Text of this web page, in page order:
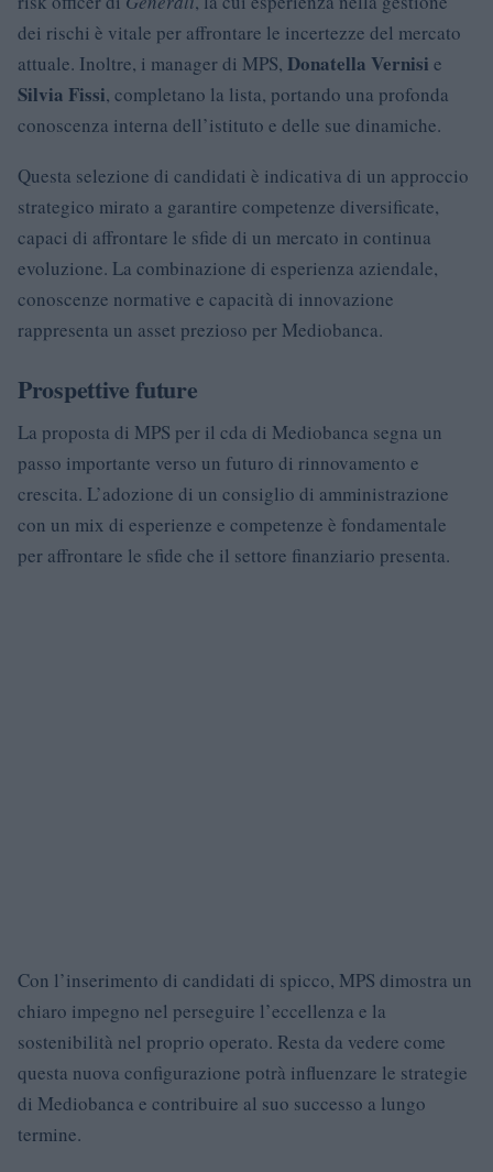
dei rischi è vitale per affrontare le incertezze del mercato
attuale. Inoltre, i manager di MPS, Donatella Vernisi e
Silvia Fissi, completano la lista, portando una profonda
conoscenza interna dell’istituto e delle sue dinamiche.
Questa selezione di candidati è indicativa di un approccio
strategico mirato a garantire competenze diversificate,
capaci di affrontare le sfide di un mercato in continua
evoluzione. La combinazione di esperienza aziendale,
conoscenze normative e capacità di innovazione
rappresenta un asset prezioso per Mediobanca.
Prospettive future
La proposta di MPS per il cda di Mediobanca segna un
passo importante verso un futuro di rinnovamento e
crescita. L’adozione di un consiglio di amministrazione
con un mix di esperienze e competenze è fondamentale
per affrontare le sfide che il settore finanziario presenta.
Con l’inserimento di candidati di spicco, MPS dimostra un
chiaro impegno nel perseguire l’eccellenza e la
sostenibilità nel proprio operato. Resta da vedere come
questa nuova configurazione potrà influenzare le strategie
di Mediobanca e contribuire al suo successo a lungo
termine.